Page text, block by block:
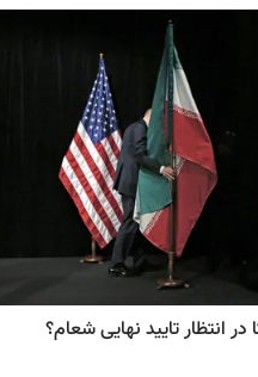
در انتظار تایید نهایی شعام؟